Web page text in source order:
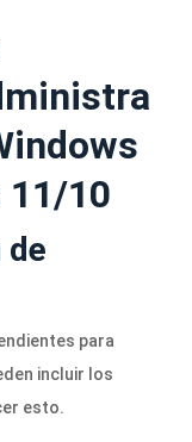
11/10
para
incluir los
esto.